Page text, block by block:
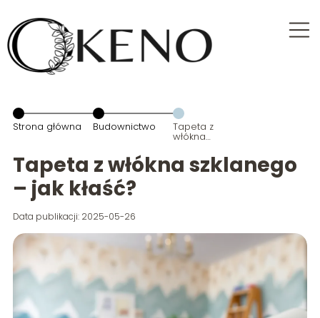
Strona główna Budownictwo Tapeta z
włókna
jak kłaść?
Tapeta z włókna szklanego
– jak kłaść?
Data publikacji: 2025-05-26